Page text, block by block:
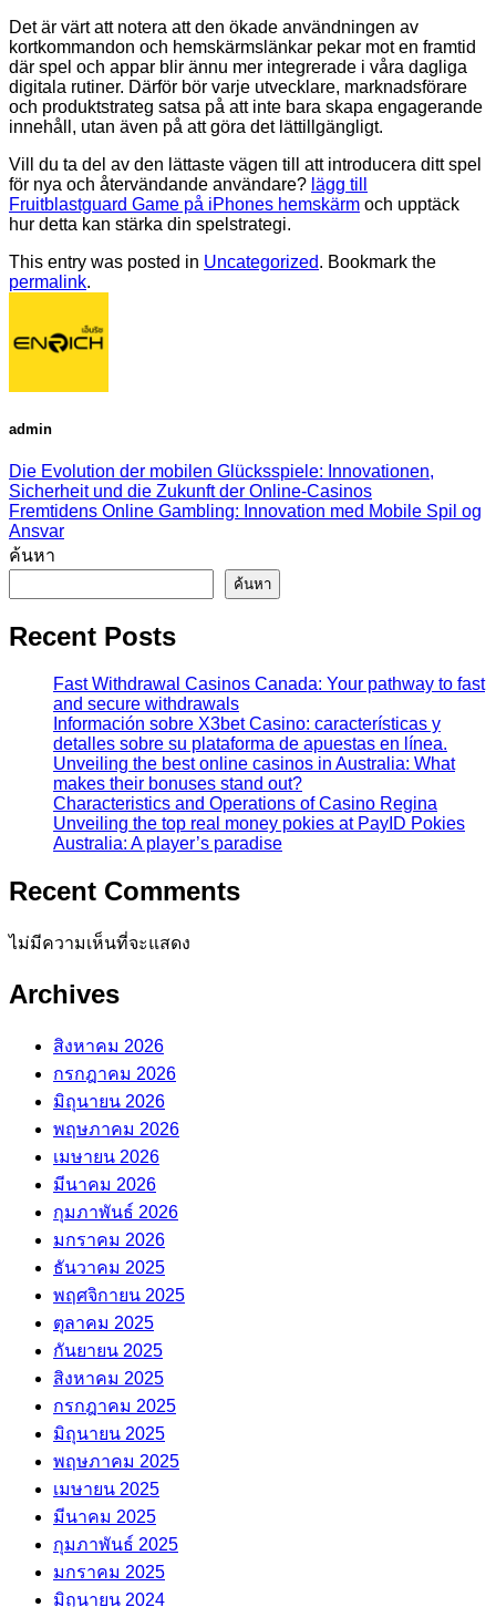
Det är värt att notera att den ökade användningen av
kortkommandon och hemskärmslänkar pekar mot en framtid
där spel och appar blir ännu mer integrerade i våra dagliga
digitala rutiner. Därför bör varje utvecklare, marknadsförare
och produktstrateg satsa på att inte bara skapa engagerande
innehåll, utan även på att göra det lättillgängligt.
Vill du ta del av den lättaste vägen till att introducera ditt spel
för nya och återvändande användare? lägg till
Fruitblastguard Game på iPhones hemskärm och upptäck
hur detta kan stärka din spelstrategi.
This entry was posted in Uncategorized. Bookmark the
permalink.
admin
Die Evolution der mobilen Glücksspiele: Innovationen,
Sicherheit und die Zukunft der Online-Casinos
Fremtidens Online Gambling: Innovation med Mobile Spil og
Ansvar
ค้นหา
ค้นหา
Recent Posts
Fast Withdrawal Casinos Canada: Your pathway to fast
and secure withdrawals
Información sobre X3bet Casino: características y
detalles sobre su plataforma de apuestas en línea.
Unveiling the best online casinos in Australia: What
makes their bonuses stand out?
Characteristics and Operations of Casino Regina
Unveiling the top real money pokies at PayID Pokies
Australia: A player’s paradise
Recent Comments
ไม่มีความเห็นที่จะแสดง
Archives
สิงหาคม 2026
กรกฎาคม 2026
มิถุนายน 2026
พฤษภาคม 2026
เมษายน 2026
มีนาคม 2026
กุมภาพันธ์ 2026
มกราคม 2026
ธันวาคม 2025
พฤศจิกายน 2025
ตุลาคม 2025
กันยายน 2025
สิงหาคม 2025
กรกฎาคม 2025
มิถุนายน 2025
พฤษภาคม 2025
เมษายน 2025
มีนาคม 2025
กุมภาพันธ์ 2025
มกราคม 2025
มิถุนายน 2024